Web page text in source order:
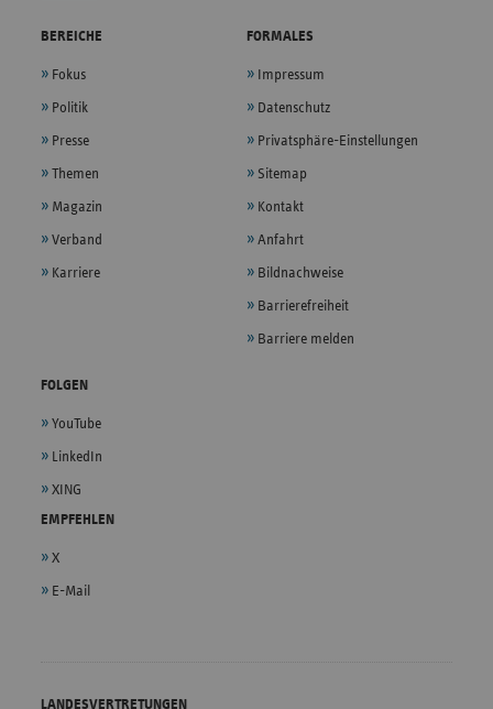
BEREICHE
Fokus
Politik
Presse
Themen
Magazin
Verband
Karriere
FORMALES
Impressum
Datenschutz
Privatsphäre-Einstellungen
Sitemap
Kontakt
Anfahrt
Bildnachweise
Barrierefreiheit
Barriere melden
FOLGEN
YouTube
LinkedIn
XING
EMPFEHLEN
X
E-Mail
LANDESVERTRETUNGEN